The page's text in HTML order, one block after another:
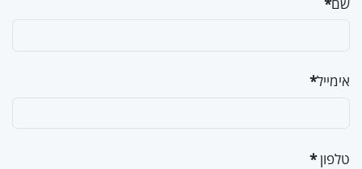
אימייל*
טלפון*